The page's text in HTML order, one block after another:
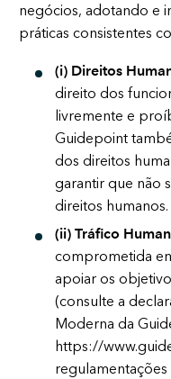
negócios, adotando e
práticas consistentes
(i) Direitos
direito dos
livremente e
Guidepoint
dos direitos
garantir que não
direitos humanos.
(ii) Tráfico
comprometida
apoiar os
(consulte a
Moderna da
https://